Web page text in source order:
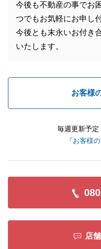
今後も不動産の事でお
つでもお気軽にお申し
今後とも末永いお付き
いたします。
お客様
毎週更新予定
『お客様
店